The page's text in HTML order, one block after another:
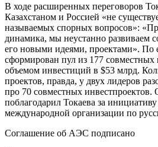
В ходе расширенных переговоров
Казахстаном и Россией «не
называемых спорных вопросов»:
динамика, мы неустанно развиваем
его новыми идеями, проектами». По
сформирован пул из 177
объемом инвестиций в $53 млрд.
проектов, правда, у двух лидеров
про 70 совместных инвестпроектов.
поблагодарил Токаева за
международной организации по
Соглашение об АЭС подписано